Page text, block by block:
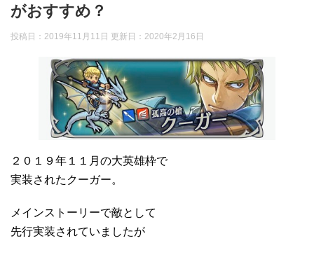
がおすすめ？
投稿日：2019年11月11日 更新日： 2020年2月16日
２０１９年１１月の大英雄枠で
実装されたクーガー。
メインストーリーで敵として
先行実装されていましたが